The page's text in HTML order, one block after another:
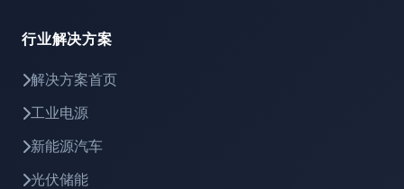
行业解决方案
解决方案首页
工业电源
新能源汽车
光伏储能